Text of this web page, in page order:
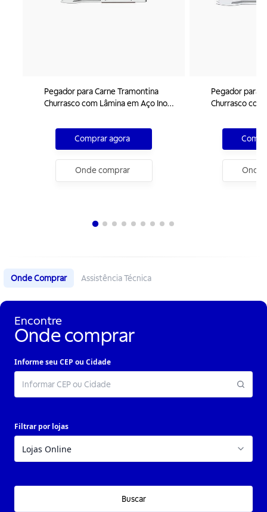
Pegador para Carne Tramontina
Churrasco com Lâmina em Aço Inox
Comprar agora
Onde comprar
Pegador para
Churrasco com
Onde
Onde Comprar Assistência Técnica
Encontre
Onde comprar
Informe seu CEP ou Cidade
Filtrar por lojas
Buscar